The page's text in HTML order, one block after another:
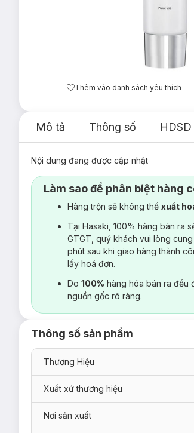
Thêm vào danh sách yêu thích
Mô tả Thông số HDSD
Nội dung đang được cập nhật
Làm sao để phân biệt hàng
Hàng trộn sẽ không thể xuất
Tại Hasaki, 100% hàng bán ra
GTGT, quý khách vui lòng
phút sau khi giao hàng thành
lấy hoá đơn.
Do 100% hàng hóa bán ra đều
nguồn gốc rõ ràng.
Thông số sản phẩm
Thương Hiệu
Xuất xứ thương hiệu
Nơi sản xuất